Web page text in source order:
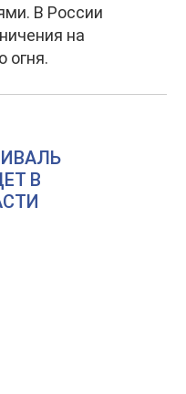
В России
на
огня.
В